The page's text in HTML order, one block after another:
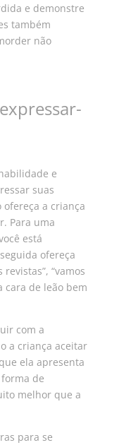
e demonstre
também
não
e
suas
a criança
Para uma
está
seguida ofereça
“vamos
cara de leão bem
com a
a criança aceitar
ela apresenta
de
melhor que a
para se